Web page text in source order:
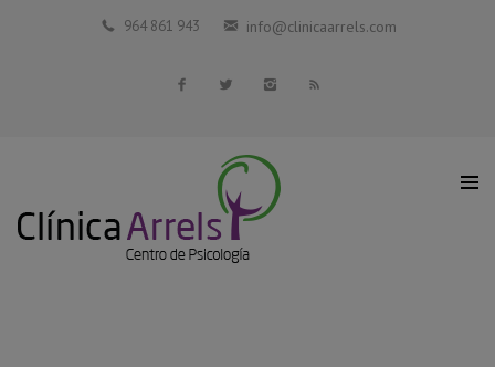
Blog
964 861 943 info@clinicaarrels.com